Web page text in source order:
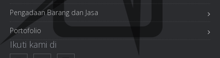
Pengadaan Barang dan Jasa
Portofolio
Ikuti kami di